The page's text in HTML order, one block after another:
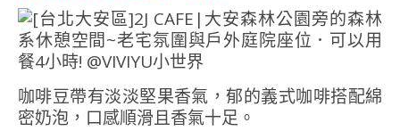
咖啡豆帶有淡淡堅果香氣，郁的義式咖啡搭配綿
密奶泡，口感順滑且香氣十足。